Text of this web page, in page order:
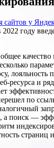
у
году
лояльность
ресурса и
по
а поиск —
страниц